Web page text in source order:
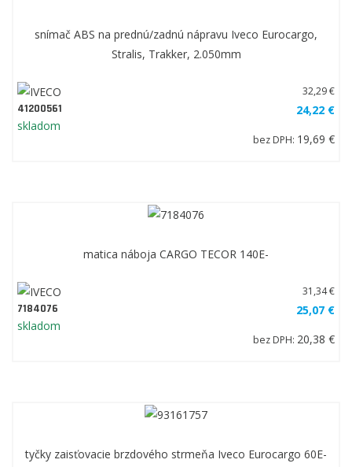
bubon brzdový Iveco Eurocargo 120E -
932111
skladom
143,82 €
116,93 €
Stralis, Trakker, 2.050mm
41200561
skladom
32,29 €
24,22 €
bez DPH: 19,69 €
matica náboja CARGO TECOR 140E-